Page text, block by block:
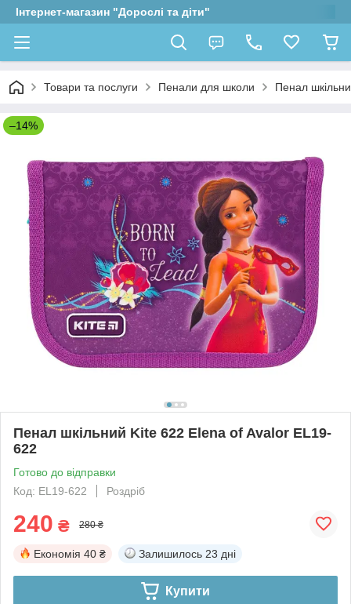
Інтернет-магазин "Дорослі та діти"
Товари та послуги Пенали для школи Пенал
–14%
Пенал шкільний Kite 622 Elena of Avalor EL19-
622
Готово до відправки
Код: EL19-622
Роздріб
240 ₴ 280 ₴
Економія 40 ₴ Залишилось 23 дні
Купити